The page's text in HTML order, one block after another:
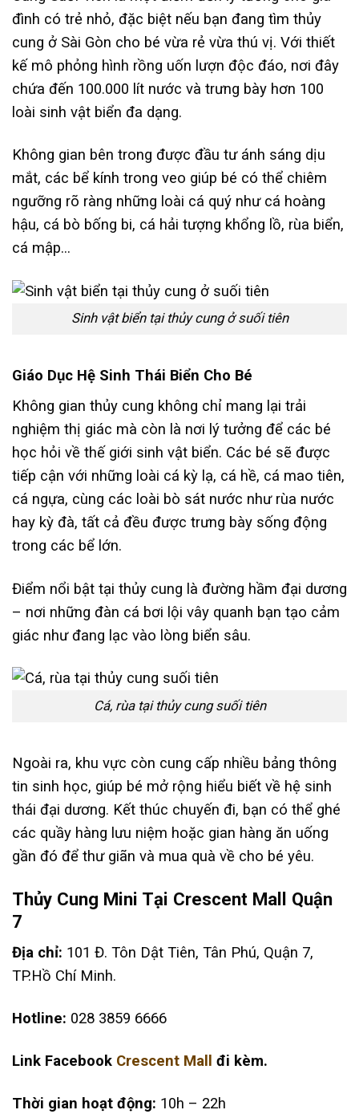
đình có trẻ nhỏ, đặc biệt nếu bạn đang tìm thủy
cung ở Sài Gòn cho bé vừa rẻ vừa thú vị. Với thiết
kế mô phỏng hình rồng uốn lượn độc đáo, nơi đây
chứa đến 100.000 lít nước và trưng bày hơn 100
loài sinh vật biển đa dạng.
Không gian bên trong được đầu tư ánh sáng dịu
mắt, các bể kính trong veo giúp bé có thể chiêm
ngưỡng rõ ràng những loài cá quý như cá hoàng
hậu, cá bò bống bi, cá hải tượng khổng lồ, rùa biển,
cá mập…
Sinh vật biển tại thủy cung ở suối tiên
Giáo Dục Hệ Sinh Thái Biển Cho Bé
Không gian thủy cung không chỉ mang lại trải
nghiệm thị giác mà còn là nơi lý tưởng để các bé
học hỏi về thế giới sinh vật biển. Các bé sẽ được
tiếp cận với những loài cá kỳ lạ, cá hề, cá mao tiên,
cá ngựa, cùng các loài bò sát nước như rùa nước
hay kỳ đà, tất cả đều được trưng bày sống động
trong các bể lớn.
Điểm nổi bật tại thủy cung là đường hầm đại dương
– nơi những đàn cá bơi lội vây quanh bạn tạo cảm
giác như đang lạc vào lòng biển sâu.
Cá, rùa tại thủy cung suối tiên
Ngoài ra, khu vực còn cung cấp nhiều bảng thông
tin sinh học, giúp bé mở rộng hiểu biết về hệ sinh
thái đại dương. Kết thúc chuyến đi, bạn có thể ghé
các quầy hàng lưu niệm hoặc gian hàng ăn uống
gần đó để thư giãn và mua quà về cho bé yêu.
Thủy Cung Mini Tại Crescent Mall Quận
7
Địa chỉ: 101 Đ. Tôn Dật Tiên, Tân Phú, Quận 7,
TP.Hồ Chí Minh.
Hotline: 028 3859 6666
Link Facebook Crescent Mall đi kèm.
Thời gian hoạt động: 10h – 22h